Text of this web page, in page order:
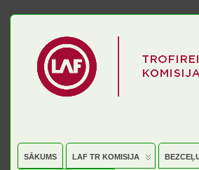
SĀKUMS LAF TR KOMISIJA